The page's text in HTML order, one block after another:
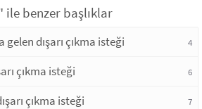
ile benzer başlıklar
dışarı çıkma isteği 4
çıkma isteği 6
çıkma isteği 7